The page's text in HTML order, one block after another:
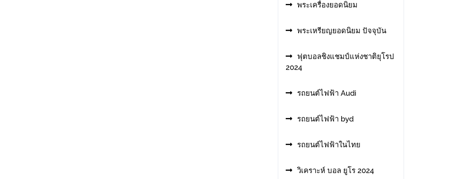
พระเครื่องยอดนิยม
พระเหรียญยอดนิยม ปัจจุบัน
ฟุตบอลชิงแชมป์แห่งชาติยุโรป
2024
รถยนต์ไฟฟ้า Audi
รถยนต์ไฟฟ้า byd
รถยนต์ไฟฟ้าในไทย
วิเคราะห์ บอล ยูโร 2024